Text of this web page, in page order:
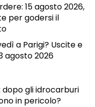
15 agosto 2026,
per godersi il
a Parigi? Uscite e
agosto 2026
gli idrocarburi
in pericolo?